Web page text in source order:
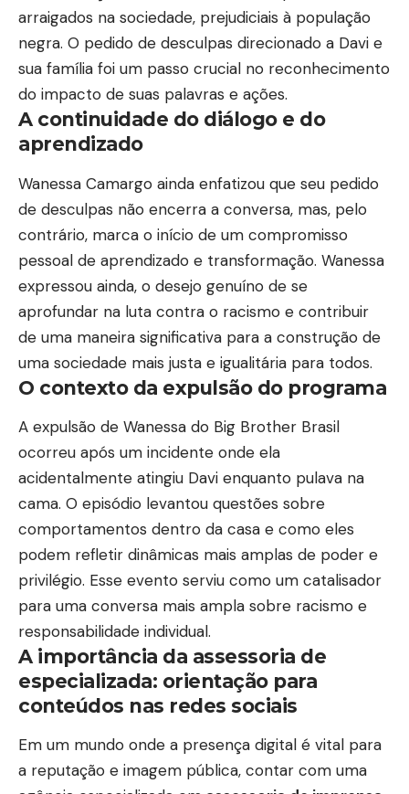
arraigados na sociedade, prejudiciais à população
negra. O pedido de desculpas direcionado a Davi e
sua família foi um passo crucial no reconhecimento
do impacto de suas palavras e ações.
A continuidade do diálogo e do
aprendizado
Wanessa Camargo ainda enfatizou que seu pedido
de desculpas não encerra a conversa, mas, pelo
contrário, marca o início de um compromisso
pessoal de aprendizado e transformação. Wanessa
expressou ainda, o desejo genuíno de se
aprofundar na luta contra o racismo e contribuir
de uma maneira significativa para a construção de
uma sociedade mais justa e igualitária para todos.
O contexto da expulsão do programa
A expulsão de Wanessa do Big Brother Brasil
ocorreu após um incidente onde ela
acidentalmente atingiu Davi enquanto pulava na
cama. O episódio levantou questões sobre
comportamentos dentro da casa e como eles
podem refletir dinâmicas mais amplas de poder e
privilégio. Esse evento serviu como um catalisador
para uma conversa mais ampla sobre racismo e
responsabilidade individual.
A importância da assessoria de
especializada: orientação para
conteúdos nas redes sociais
Em um mundo onde a presença digital é vital para
a reputação e imagem pública, contar com uma